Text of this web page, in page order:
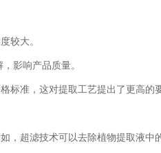
较大。
影响产品质量。
准，这对提取工艺提出了更高的要
超滤技术可以去除植物提取液中